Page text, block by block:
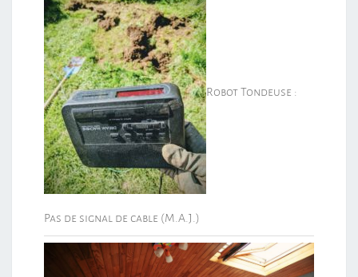
Robot Tondeuse :
Pas de signal de cable (M.A.J.)